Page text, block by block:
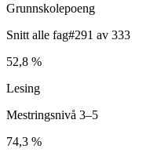
Grunnskolepoeng
Snitt alle fag#291 av 333
52,8 %
Lesing
Mestringsnivå 3–5
74,3 %